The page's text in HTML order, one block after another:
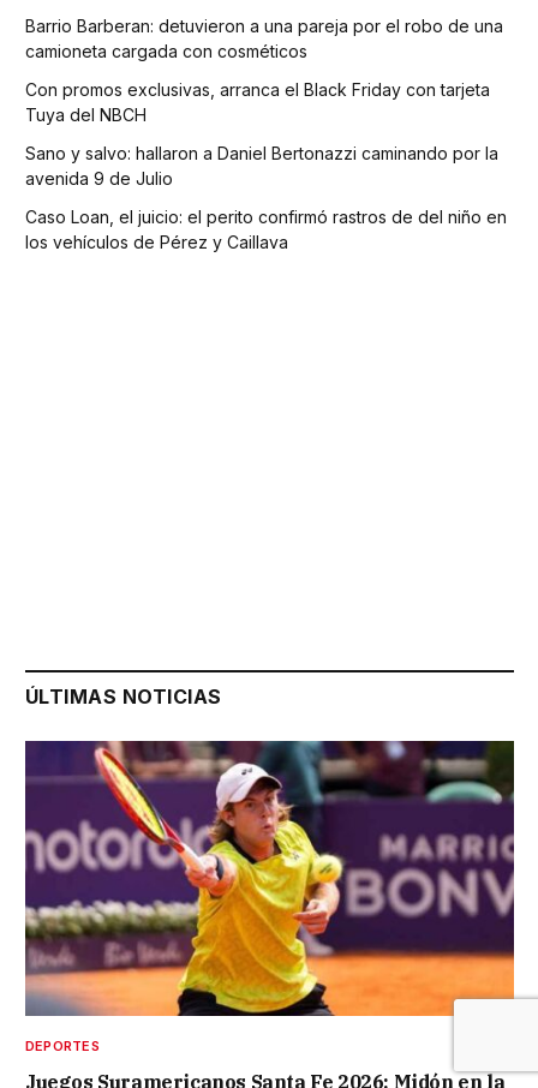
Barrio Barberan: detuvieron a una pareja por el robo de una
camioneta cargada con cosméticos
Con promos exclusivas, arranca el Black Friday con tarjeta
Tuya del NBCH
Sano y salvo: hallaron a Daniel Bertonazzi caminando por la
avenida 9 de Julio
Caso Loan, el juicio: el perito confirmó rastros de del niño en
los vehículos de Pérez y Caillava
ÚLTIMAS NOTICIAS
DEPORTES
Juegos Suramericanos Santa Fe 2026: Midón en la